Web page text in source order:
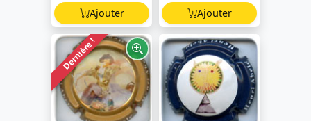
Ajouter Ajouter
Dernière !